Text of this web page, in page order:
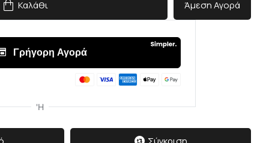
Καλάθι Άμεση Αγορά